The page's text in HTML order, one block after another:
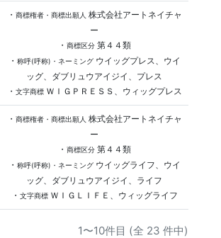
・ 商標権者・商標出願人 株式会社アートネイチャ
ー
・ 商標区分第４４類
・ 称呼(呼称)・ネーミングウイッグプレス、ウイ
ッグ、ダブリュウアイジイ、プレス
・ 文字商標ＷＩＧＰＲＥＳＳ、ウィッグプレス
・ 商標権者・商標出願人 株式会社アートネイチャ
ー
・ 商標区分第４４類
・ 称呼(呼称)・ネーミングウイッグライフ、ウイ
ッグ、ダブリュウアイジイ、ライフ
・ 文字商標ＷＩＧＬＩＦＥ、ウィッグライフ
1〜10件目 (全 23 件中)